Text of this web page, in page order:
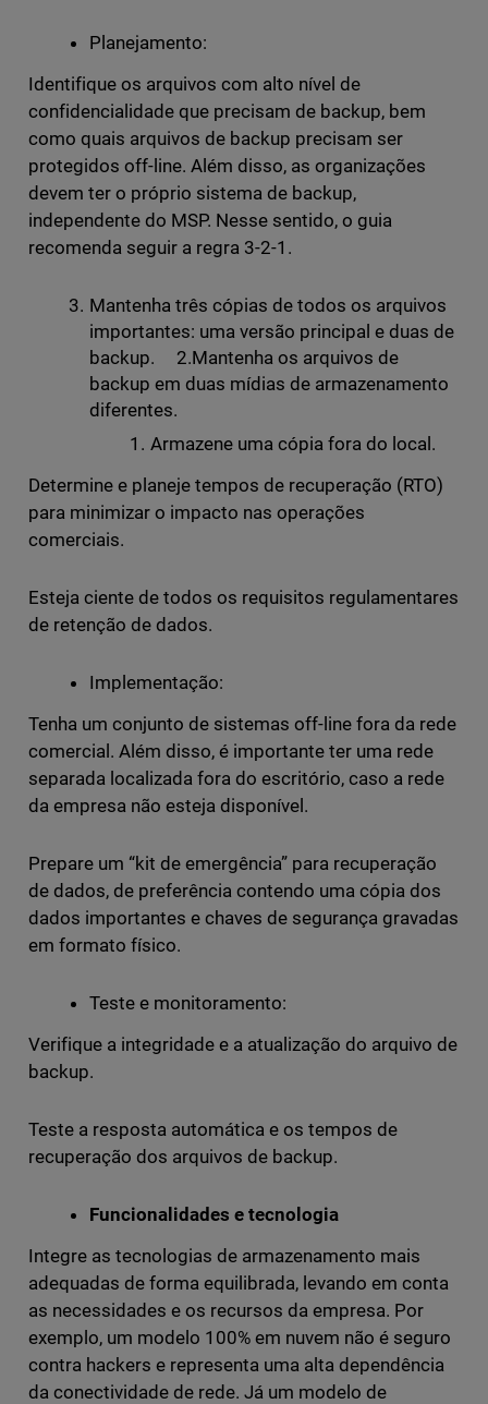
Planejamento:
Identifique os arquivos com alto nível de
confidencialidade que precisam de backup, bem
como quais arquivos de backup precisam ser
protegidos off-line. Além disso, as organizações
devem ter o próprio sistema de backup,
independente do MSP. Nesse sentido, o guia
recomenda seguir a regra 3-2-1.
Mantenha três cópias de todos os arquivos
importantes: uma versão principal e duas de
backup. 2.Mantenha os arquivos de
backup em duas mídias de armazenamento
diferentes.
Armazene uma cópia fora do local.
Determine e planeje tempos de recuperação (RTO)
para minimizar o impacto nas operações
comerciais.
Esteja ciente de todos os requisitos regulamentares
de retenção de dados.
Implementação:
Tenha um conjunto de sistemas off-line fora da rede
comercial. Além disso, é importante ter uma rede
separada localizada fora do escritório, caso a rede
da empresa não esteja disponível.
Prepare um “kit de emergência” para recuperação
de dados, de preferência contendo uma cópia dos
dados importantes e chaves de segurança gravadas
em formato físico.
Teste e monitoramento:
Verifique a integridade e a atualização do arquivo de
backup.
Teste a resposta automática e os tempos de
recuperação dos arquivos de backup.
Funcionalidades e tecnologia
Integre as tecnologias de armazenamento mais
adequadas de forma equilibrada, levando em conta
as necessidades e os recursos da empresa. Por
exemplo, um modelo 100% em nuvem não é seguro
contra hackers e representa uma alta dependência
da conectividade de rede. Já um modelo de